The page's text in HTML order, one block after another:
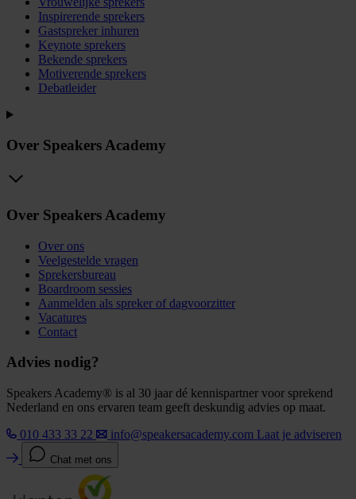
Inspirerende sprekers
Gastspreker inhuren
Keynote sprekers
Bekende sprekers
Motiverende sprekers
Debatleider
Over Speakers Academy
Over Speakers Academy
Over ons
Veelgestelde vragen
Sprekersbureau
Boardroom sessies
Aanmelden als spreker of dagvoorzitter
Vacatures
Contact
Advies nodig?
Speakers Academy® is al 30 jaar dé kennispartner voor sprekend
Nederland en ons ervaren team geeft deskundig advies op maat.
010 433 33 22
info@speakersacademy.com Laat je adviseren
Chat met ons